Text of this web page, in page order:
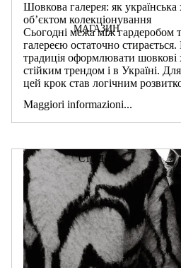
МАГАЗИН
СТУДІО
Шовкова галерея: як
об’єктом колекціонування
Сьогодні межа між гардеробом
галереєю остаточно
традиція оформлювати шовкові
стійким трендом і в Україні.
цей крок став логічним
Maggiori informazioni...